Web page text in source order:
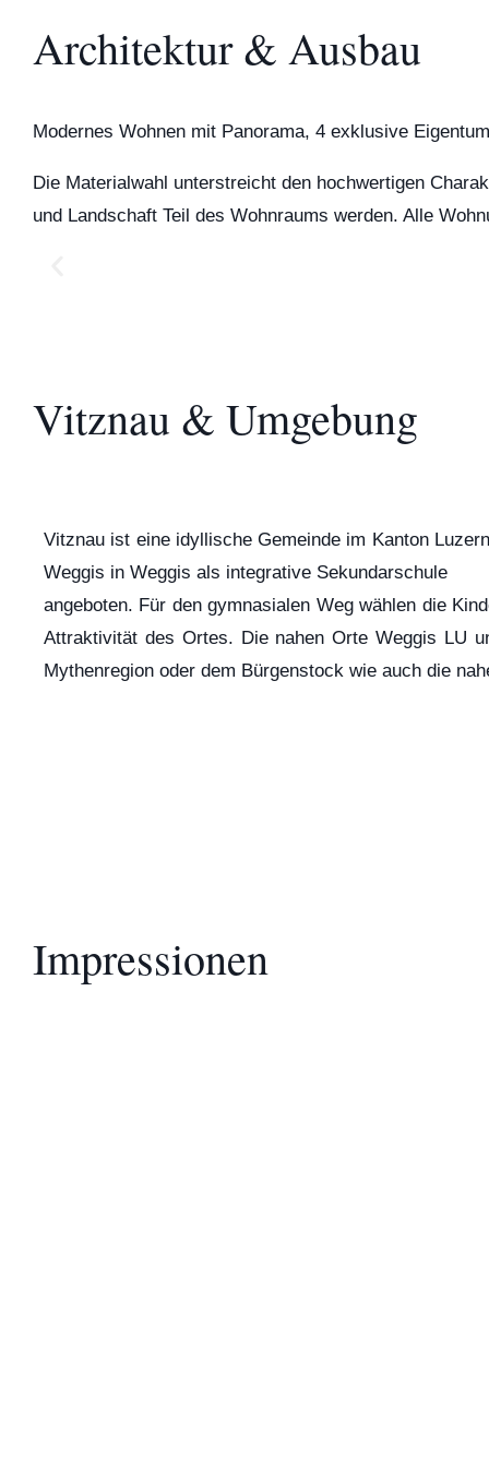
Architektur & Ausbau
Modernes Wohnen mit Panorama, 4 exklusive
Die Materialwahl unterstreicht den hochwertigen
und Landschaft Teil des Wohnraums werden. Alle
Vitznau & Umgebung
Vitznau ist eine idyllische Gemeinde im Kanton
Weggis in Weggis als integrative Sekundarschule
angeboten. Für den gymnasialen Weg wählen die
Attraktivität des Ortes. Die nahen Orte Weggis LU
Mythenregion oder dem Bürgenstock wie auch die
Impressionen